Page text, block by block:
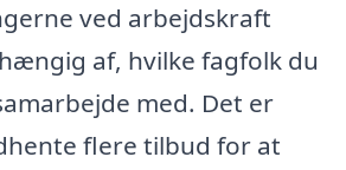
ved arbejdskraft
af, hvilke fagfolk du
med. Det er
flere tilbud for at